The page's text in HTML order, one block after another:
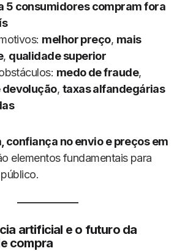
5 consumidores compram fora
melhor preço, mais
, qualidade superior
medo de fraude,
devolução, taxas alfandegárias
confiança no envio e preços em
elementos fundamentais para
artificial e o futuro da
compra